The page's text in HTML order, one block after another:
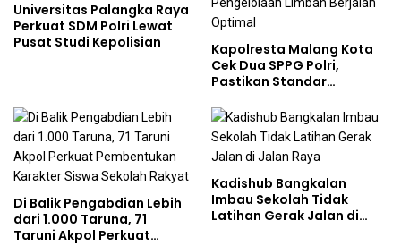
Universitas Palangka Raya
Perkuat SDM Polri Lewat
Pusat Studi Kepolisian
Kapolresta Malang Kota
Cek Dua SPPG Polri,
Pastikan Standar
Pengelolaan Limbah
Berjalan Optimal
Di Balik Pengabdian Lebih
dari 1.000 Taruna, 71
Taruni Akpol Perkuat
Kadishub Bangkalan
Imbau Sekolah Tidak
Latihan Gerak Jalan di